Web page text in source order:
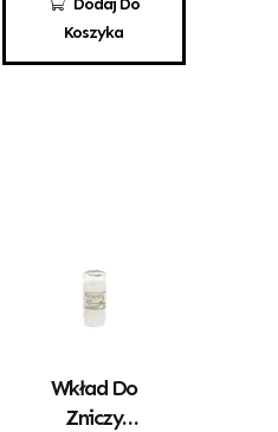
Dodaj Do
Koszyka
ZWŚ 3/C
Wkład Do
Zniczy